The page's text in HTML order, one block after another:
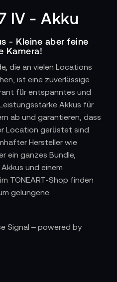
IV - Akku
- Kleine aber feine
Kamera!
die an vielen Locations
ist eine zuverlässige
für entspanntes und
Akkus für
ab und garantieren, dass
Location gerüstet sind.
Hersteller wie
ein ganzes Bundle,
und einem
TONEART-Shop finden
gelungene
Signal – powered by